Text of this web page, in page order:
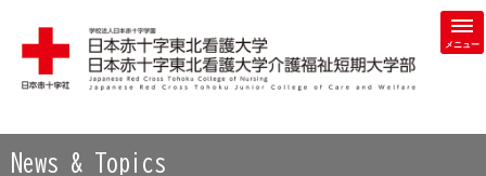
学校法人 日本赤十字学園 日本赤十字東北看護大学・日本赤
News & Topics